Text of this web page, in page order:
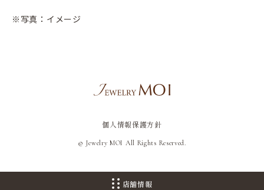
店舗情報
※写真：イメージ
個人情報保護方針
© Jewelry MOI All Rights Reserved.